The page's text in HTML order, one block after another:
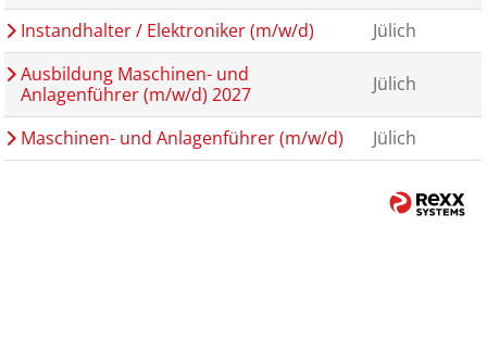
Instandhalter / Elektroniker (m/w/d)
Jülich
Ausbildung Maschinen- und
Anlagenführer (m/w/d) 2027
Jülich
Maschinen- und Anlagenführer (m/w/d) Jülich